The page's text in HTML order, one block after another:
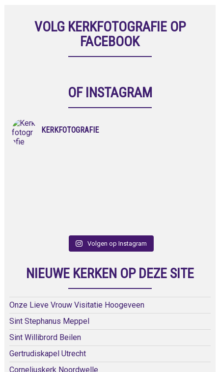
VOLG KERKFOTOGRAFIE OP
FACEBOOK
OF INSTAGRAM
KERKFOTOGRAFIE
Volgen op Instagram
NIEUWE KERKEN OP DEZE SITE
Onze Lieve Vrouw Visitatie Hoogeveen
Sint Stephanus Meppel
Sint Willibrord Beilen
Gertrudiskapel Utrecht
Corneliuskerk Noordwelle